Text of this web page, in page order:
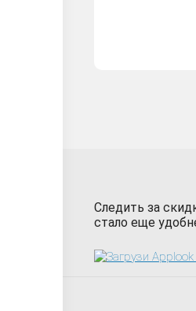
Следить за
стало еще